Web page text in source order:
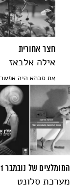
חצר אחורית
אילה אלבאז
את סבתא היה אפשר
המומלצים של נובמבר 2021
מערכת סלונט